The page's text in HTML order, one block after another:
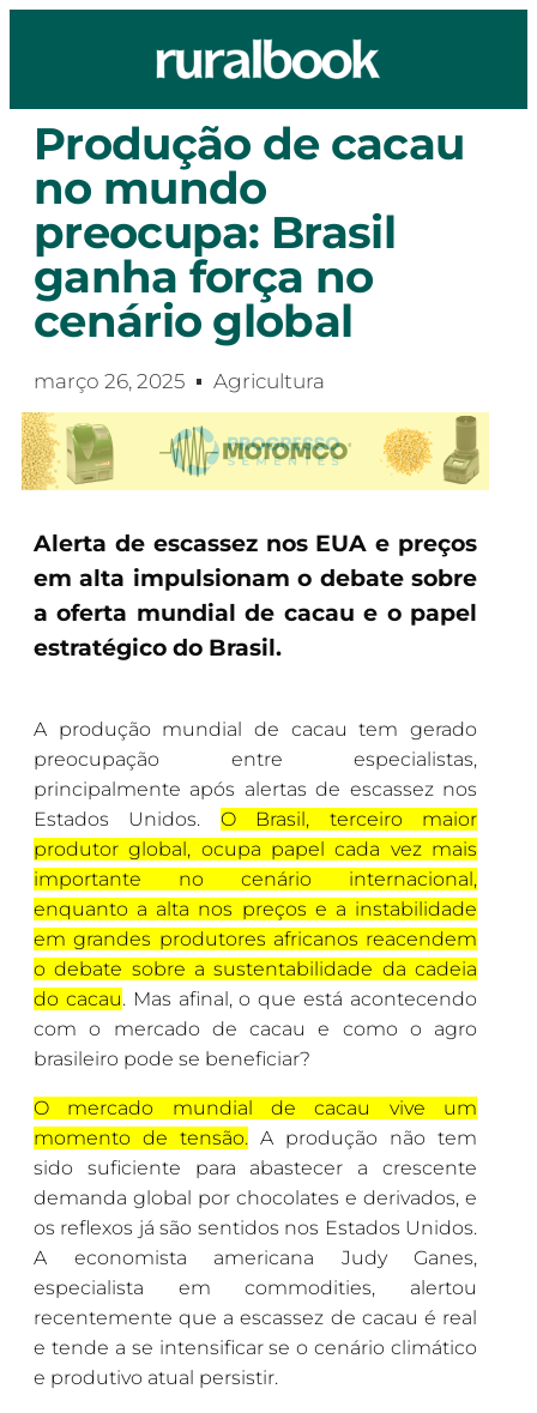
Produção de cacau
no mundo
preocupa: Brasil
ganha força no
cenário global
março 26, 2025 Agricultura
Alerta de escassez nos EUA e preços
em alta impulsionam o debate sobre
a oferta mundial de cacau e o papel
estratégico do Brasil.
A produção mundial de cacau tem gerado
preocupação entre especialistas,
principalmente após alertas de escassez nos
Estados Unidos. O Brasil, terceiro maior
produtor global, ocupa papel cada vez mais
importante no cenário internacional,
enquanto a alta nos preços e a instabilidade
em grandes produtores africanos reacendem
o debate sobre a sustentabilidade da cadeia
do cacau. Mas afinal, o que está acontecendo
com o mercado de cacau e como o agro
brasileiro pode se beneficiar?
O mercado mundial de cacau vive um
momento de tensão. A produção não tem
sido suficiente para abastecer a crescente
demanda global por chocolates e derivados, e
os reflexos já são sentidos nos Estados Unidos.
A economista americana Judy Ganes,
especialista em commodities, alertou
recentemente que a escassez de cacau é real
e tende a se intensificar se o cenário climático
e produtivo atual persistir.